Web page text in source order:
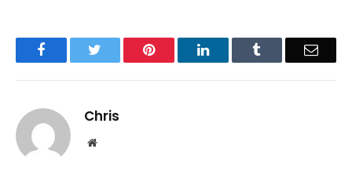
Facebook Pinterest LinkedIn Email
Chris
Website